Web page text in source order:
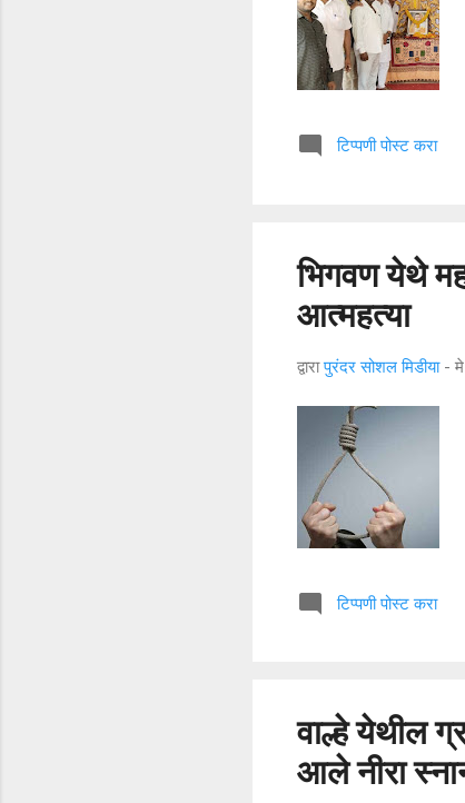
टिप्पणी पोस्ट करा
भिगवण येथे
आत्महत्या
द्वारापुरंदर सोशल मिडीया -
टिप्पणी पोस्ट करा
वाल्हे येथील
आले नीरा